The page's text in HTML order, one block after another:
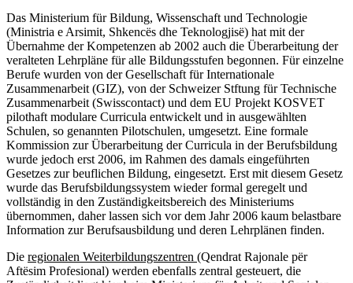
Das Ministerium für Bildung, Wissenschaft und Technologie
(Ministria e Arsimit, Shkencës dhe Teknologjisë) hat mit der
Übernahme der Kompetenzen ab 2002 auch die Überarbeitung der
veralteten Lehrpläne für alle Bildungsstufen begonnen. Für einzelne
Berufe wurden von der Gesellschaft für Internationale
Zusammenarbeit (GIZ), von der Schweizer Stftung für Technische
Zusammenarbeit (Swisscontact) und dem EU Projekt KOSVET
pilothaft modulare Curricula entwickelt und in ausgewählten
Schulen, so genannten Pilotschulen, umgesetzt. Eine formale
Kommission zur Überarbeitung der Curricula in der Berufsbildung
wurde jedoch erst 2006, im Rahmen des damals eingeführten
Gesetzes zur beuflichen Bildung, eingesetzt. Erst mit diesem Gesetz
wurde das Berufsbildungssystem wieder formal geregelt und
vollständig in den Zuständigkeitsbereich des Ministeriums
übernommen, daher lassen sich vor dem Jahr 2006 kaum belastbare
Information zur Berufsausbildung und deren Lehrplänen finden.
Die regionalen Weiterbildungszentren (Qendrat Rajonale për
Aftësim Profesional) werden ebenfalls zentral gesteuert, die